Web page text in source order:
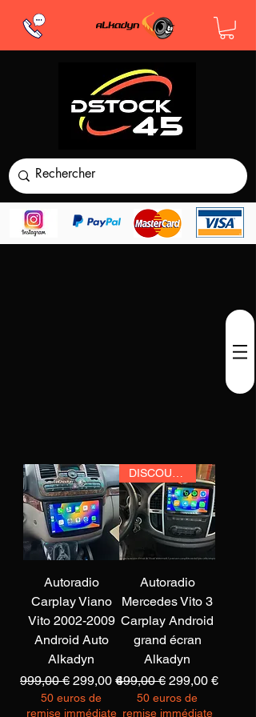
Autoradio
Carplay Viano
Vito 2002-2009
Android Auto
Alkadyn
Standardpreis
999,00 € Sale-Preis
299,00 €
50 euros de
remise immédiate
Autoradio
Mercedes Vito 3
Carplay Android
grand écran
Alkadyn
Standardpreis
499,00 € Sale-Preis
299,00 €
50 euros de
remise immédiate